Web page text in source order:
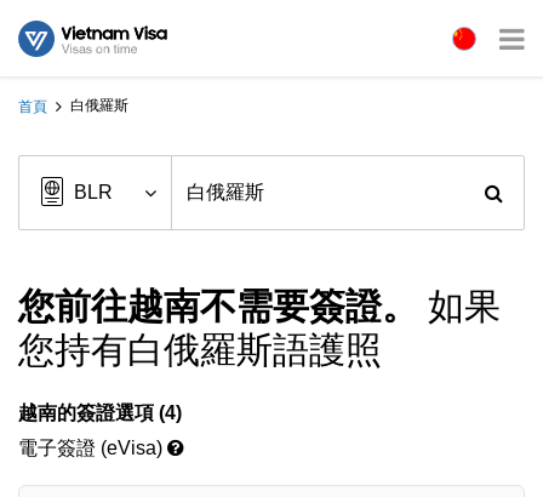
首頁 白俄羅斯
您前往越南不需要簽證。
如果
您持有白俄羅斯語護照
越南的簽證選項 (4)
電子簽證 (eVisa)